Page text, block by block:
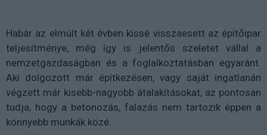
Habár az elmúlt két évben kissé visszaesett az építőipar
teljesítménye, még így is jelentős szeletet vállal a
nemzetgazdaságban és a foglalkoztatásban egyaránt.
Aki dolgozott már építkezésen, vagy saját ingatlanán
végzett már kisebb-nagyobb átalakításokat, az pontosan
tudja, hogy a betonozás, falazás nem tartozik éppen a
könnyebb munkák közé.